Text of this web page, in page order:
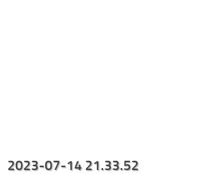
2023-07-14 21.33.52